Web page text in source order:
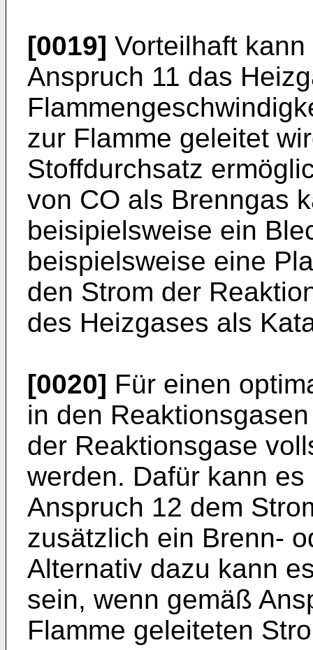
[0019] Vorteilhaft
Anspruch 11 das
zur Flamme geleitet
Stoffdurchsatz
von CO als Brenngas
beisipielsweise ein
beispielsweise eine
den Strom der
des Heizgases als
[0020] Für einen
in den
der Reaktionsgase
werden. Dafür kann
Anspruch 12 dem
zusätzlich ein Brenn-
Alternativ dazu kann
sein, wenn gemäß
Flamme geleiteten